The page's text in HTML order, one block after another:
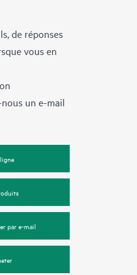
de réponses
vous en
un e-mail
par e-mail